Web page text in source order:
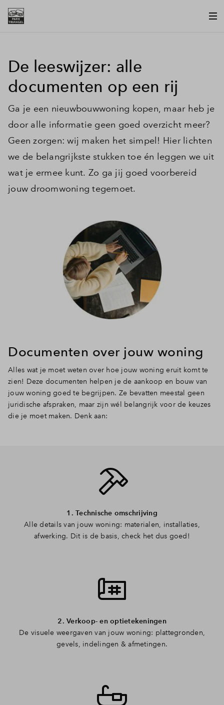
De leeswijzer: alle
documenten op een rij
Ga je een nieuwbouwwoning kopen, maar heb je
door alle informatie geen goed overzicht meer?
Geen zorgen: wij maken het simpel! Hier lichten
we de belangrijkste stukken toe én leggen we uit
wat je ermee kunt. Zo ga jij goed voorbereid
jouw droomwoning tegemoet.
Documenten over jouw woning
Alles wat je moet weten over hoe jouw woning eruit komt te
zien! Deze documenten helpen je de aankoop en bouw van
jouw woning goed te begrijpen. Ze bevatten meestal geen
juridische afspraken, maar zijn wél belangrijk voor de keuzes
die je moet maken. Denk aan:
1. Technische omschrijving
Alle details van jouw woning: materialen, installaties,
afwerking. Dit is de basis, check het dus goed!
2. Verkoop- en optietekeningen
De visuele weergaven van jouw woning: plattegronden,
gevels, indelingen & afmetingen.